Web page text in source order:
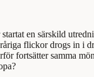
en särskild
flickor drogs in i
fortsätter samma